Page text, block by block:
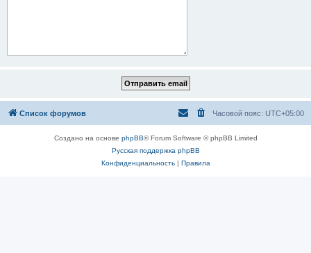
Список форумов Часовой пояс: UTC+05:00
Создано на основе phpBB® Forum Software © phpBB Limited
Русская поддержка phpBB
Конфиденциальность| Правила